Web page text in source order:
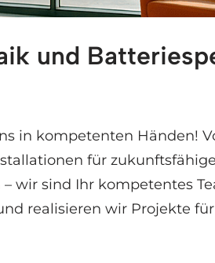
Elektroauto
und
in kompetenten Händen!
für zukunftsfähige
wir sind Ihr kompetentes
realisieren wir Projekte für